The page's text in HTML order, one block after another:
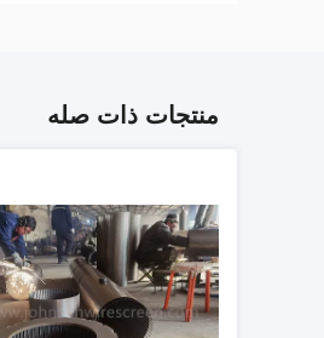
منتجات ذات صله